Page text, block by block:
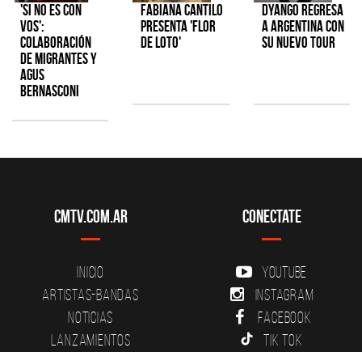
'Si No Es Con
Vos':
colaboración
de Migrantes y
Agus
Bernasconi
Fabiana Cantilo
presenta 'Flor
de Loto'
Dyango regresa
a Argentina con
su nuevo tour
CMTV.com.ar
Inicio
Artistas-Bandas
Noticias
Lanzamientos
Conectate
YouTube
Instagram
Facebook
Tik Tok